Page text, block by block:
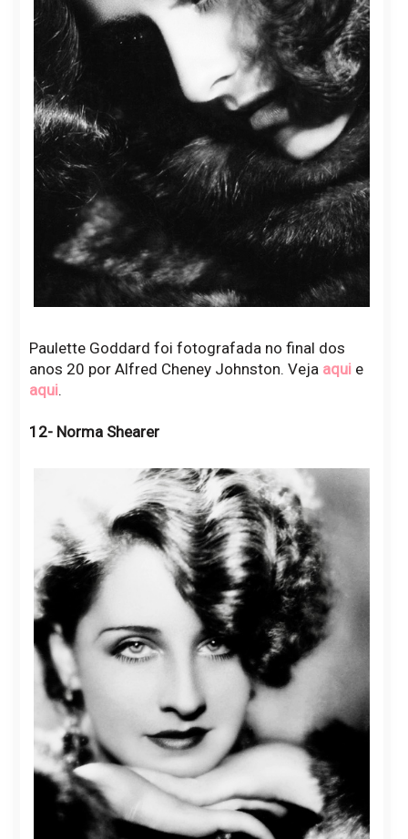
Paulette Goddard foi fotografada no final dos
anos 20 por Alfred Cheney Johnston. Veja aquie
aqui.
12- Norma Shearer